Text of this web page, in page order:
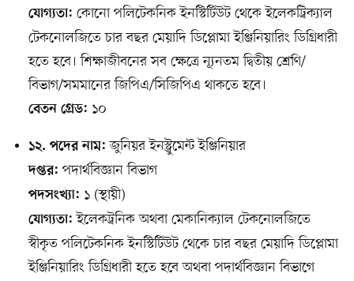
যোগ্যতা: কোনো পলিটেকনিক ইনস্টিটিউট থেকে ইলেকট্রিক্যাল
টেকনোলজিতে চার বছর মেয়াদি ডিপ্লোমা ইঞ্জিনিয়ারিং ডিগ্রিধারী
হতে হবে। শিক্ষাজীবনের সব ক্ষেত্রে ন্যূনতম দ্বিতীয় শ্রেণি/
বিভাগ/সমমানের জিপিএ/সিজিপিএ থাকতে হবে।
বেতন গ্রেড: ১০
১২. পদের নাম: জুনিয়র ইনস্ট্রুমেন্ট ইঞ্জিনিয়ার
দপ্তর: পদার্থবিজ্ঞান বিভাগ
পদসংখ্যা: ১ (স্থায়ী)
যোগ্যতা: ইলেকট্রনিক অথবা মেকানিক্যাল টেকনোলজিতে
স্বীকৃত পলিটেকনিক ইনস্টিটিউট থেকে চার বছর মেয়াদি ডিপ্লোমা
ইঞ্জিনিয়ারিং ডিগ্রিধারী হতে হবে অথবা পদার্থবিজ্ঞান বিভাগে